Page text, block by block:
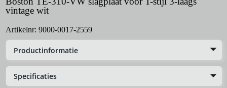
vintage wit
Artikelnr: 9000-0017-2559
Productinformatie
Specificaties